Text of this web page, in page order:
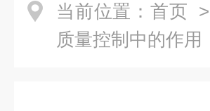
当前位置： 首页 >
质量控制中的作用